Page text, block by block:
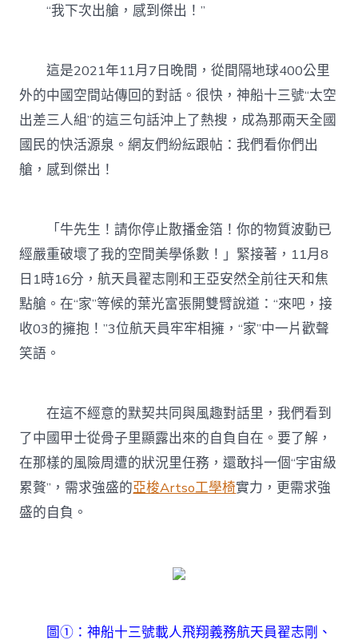
“我下次出艙，感到傑出！”
這是2021年11月7日晚間，從間隔地球400公里
外的中國空間站傳回的對話。很快，神船十三號“太空
出差三人組”的這三句話沖上了熱搜，成為那兩天全國
國民的快活源泉。網友們紛紜跟帖：我們看你們出
艙，感到傑出！
「牛先生！請你停止散播金箔！你的物質波動已
經嚴重破壞了我的空間美學係數！」緊接著，11月8
日1時16分，航天員翟志剛和王亞安然全前往天和焦
點艙。在“家”等候的葉光富張開雙臂說道：“來吧，接
收03的擁抱！”3位航天員牢牢相擁，“家”中一片歡聲
笑語。
在這不經意的默契共同與風趣對話里，我們看到
了中國甲士從骨子里顯露出來的自負自在。要了解，
在那樣的風險周遭的狀況里任務，還敢抖一個“宇宙級
累贅”，需求強盛的亞梭Artso工學椅實力，更需求強
盛的自負。
圖①：神船十三號載人飛翔義務航天員翟志剛、